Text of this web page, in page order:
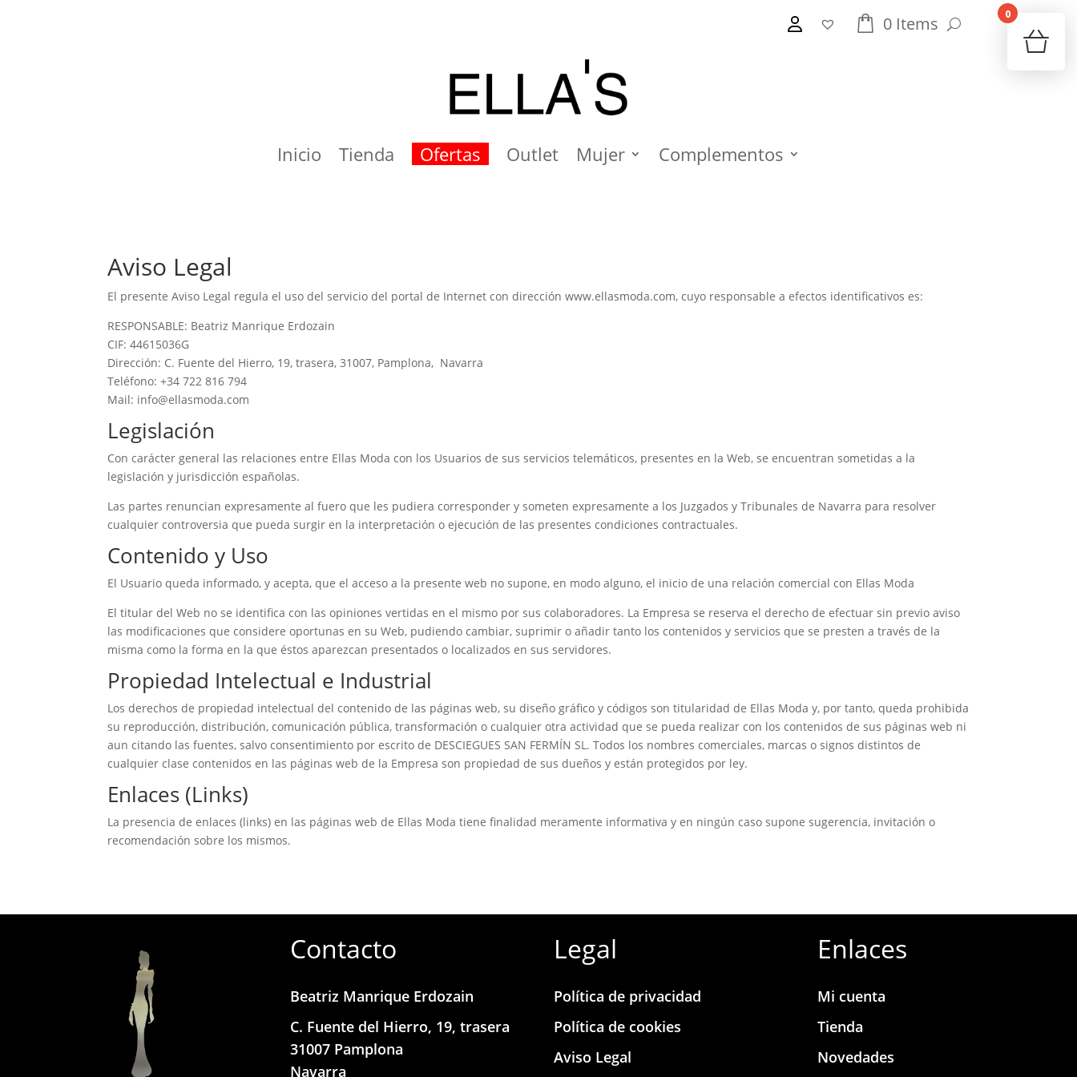
0 Items
Inicio Tienda Ofertas Outlet Mujer Complementos
Aviso Legal
El presente Aviso Legal regula el uso del servicio del portal de Internet con dirección www.ellasmoda.com, cuyo responsable a efectos identificativos es:
RESPONSABLE: Beatriz Manrique Erdozain
CIF: 44615036G
Dirección: C. Fuente del Hierro, 19, trasera, 31007, Pamplona, Navarra
Teléfono: +34 722 816 794
Mail: info@ellasmoda.com
Legislación
Con carácter general las relaciones entre Ellas Moda con los Usuarios de sus servicios telemáticos, presentes en la Web, se encuentran sometidas a la
legislación y jurisdicción españolas.
Las partes renuncian expresamente al fuero que les pudiera corresponder y someten expresamente a los Juzgados y Tribunales de Navarra para resolver
cualquier controversia que pueda surgir en la interpretación o ejecución de las presentes condiciones contractuales.
Contenido y Uso
El Usuario queda informado, y acepta, que el acceso a la presente web no supone, en modo alguno, el inicio de una relación comercial con Ellas Moda
El titular del Web no se identifica con las opiniones vertidas en el mismo por sus colaboradores. La Empresa se reserva el derecho de efectuar sin previo aviso
las modificaciones que considere oportunas en su Web, pudiendo cambiar, suprimir o añadir tanto los contenidos y servicios que se presten a través de la
misma como la forma en la que éstos aparezcan presentados o localizados en sus servidores.
Propiedad Intelectual e Industrial
Los derechos de propiedad intelectual del contenido de las páginas web, su diseño gráfico y códigos son titularidad de Ellas Moda y, por tanto, queda prohibida
su reproducción, distribución, comunicación pública, transformación o cualquier otra actividad que se pueda realizar con los contenidos de sus páginas web ni
aun citando las fuentes, salvo consentimiento por escrito de DESCIEGUES SAN FERMÍN SL. Todos los nombres comerciales, marcas o signos distintos de
cualquier clase contenidos en las páginas web de la Empresa son propiedad de sus dueños y están protegidos por ley.
Enlaces (Links)
La presencia de enlaces (links) en las páginas web de Ellas Moda tiene finalidad meramente informativa y en ningún caso supone sugerencia, invitación o
recomendación sobre los mismos.
Contacto
Beatriz Manrique Erdozain
C. Fuente del Hierro, 19, trasera
31007 Pamplona
Navarra
Legal
Política de privacidad
Política de cookies
Aviso Legal
Enlaces
Mi cuenta
Tienda
Novedades
0